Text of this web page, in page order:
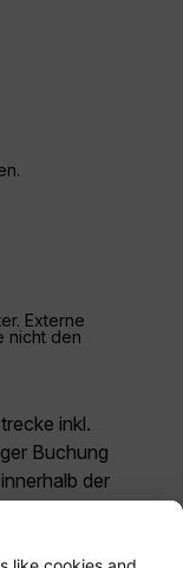
Externe
nicht den
inkl.
Buchung
der
den für die